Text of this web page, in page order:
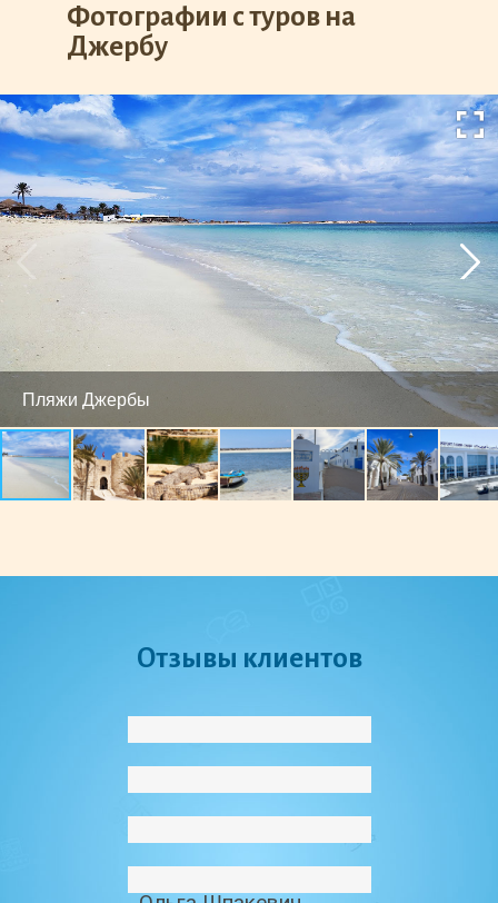
Фотографии с туров на
Джербу
Пляжи Джербы
Отзывы клиентов